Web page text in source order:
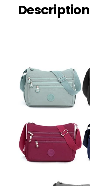
Description